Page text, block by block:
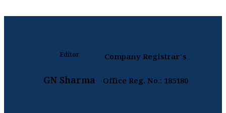
Editor
GN Sharma
Company Registrar's
Office Reg. No.: 185180